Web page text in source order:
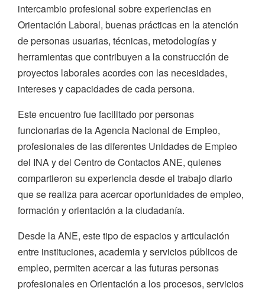
intercambio profesional sobre experiencias en
Orientación Laboral, buenas prácticas en la atención
de personas usuarias, técnicas, metodologías y
herramientas que contribuyen a la construcción de
proyectos laborales acordes con las necesidades,
intereses y capacidades de cada persona.
Este encuentro fue facilitado por personas
funcionarias de la Agencia Nacional de Empleo,
profesionales de las diferentes Unidades de Empleo
del INA y del Centro de Contactos ANE, quienes
compartieron su experiencia desde el trabajo diario
que se realiza para acercar oportunidades de empleo,
formación y orientación a la ciudadanía.
Desde la ANE, este tipo de espacios y articulación
entre instituciones, academia y servicios públicos de
empleo, permiten acercar a las futuras personas
profesionales en Orientación a los procesos, servicios